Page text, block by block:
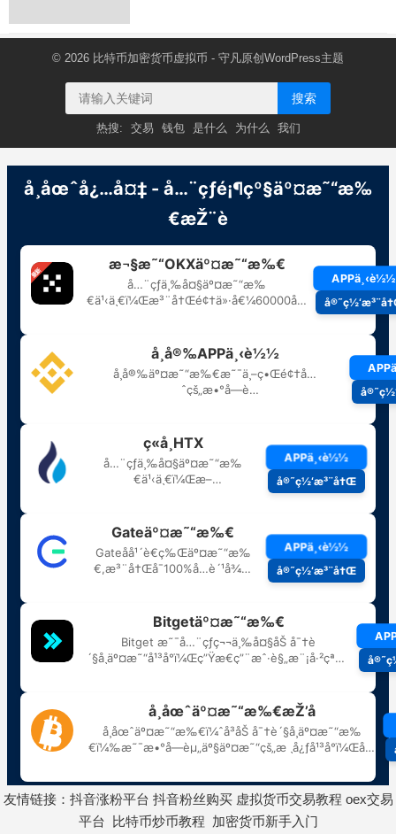
© 2026 比特币加密货币虚拟币 - 守凡原创 WordPress主题
搜索
热搜: 交易 钱包 是什么 为什么 我们
友情链接： 抖音涨粉平台 抖音粉丝购买 虚拟货币交易教程 oex交易
平台
比特币炒币教程 加密货币新手入门